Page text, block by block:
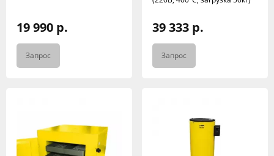
19 990 р.
Запрос
39 333 р.
Запрос